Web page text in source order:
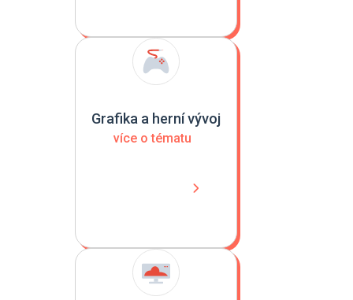
Grafika a herní vývoj
více o tématu